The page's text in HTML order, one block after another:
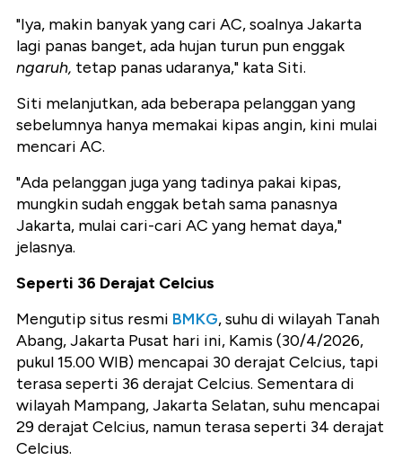
"Iya, makin banyak yang cari AC, soalnya Jakarta
lagi panas banget, ada hujan turun pun enggak
ngaruh, tetap panas udaranya," kata Siti.
Siti melanjutkan, ada beberapa pelanggan yang
sebelumnya hanya memakai kipas angin, kini mulai
mencari AC.
"Ada pelanggan juga yang tadinya pakai kipas,
mungkin sudah enggak betah sama panasnya
Jakarta, mulai cari-cari AC yang hemat daya,"
jelasnya.
Seperti 36 Derajat Celcius
Mengutip situs resmi BMKG, suhu di wilayah Tanah
Abang, Jakarta Pusat hari ini, Kamis (30/4/2026,
pukul 15.00 WIB) mencapai 30 derajat Celcius, tapi
terasa seperti 36 derajat Celcius. Sementara di
wilayah Mampang, Jakarta Selatan, suhu mencapai
29 derajat Celcius, namun terasa seperti 34 derajat
Celcius.